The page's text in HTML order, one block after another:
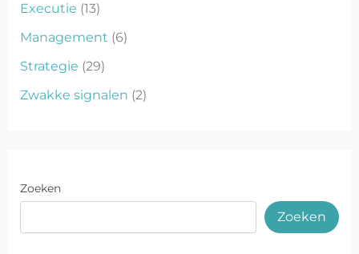
Executie (13)
Management (6)
Strategie (29)
Zwakke signalen (2)
Zoeken
Zoeken